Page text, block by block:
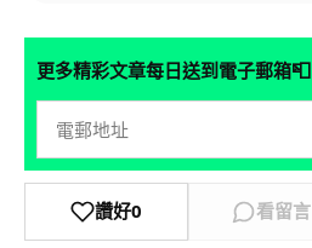
更多精彩文章每日送到電子郵箱📮
讚好0 看留言